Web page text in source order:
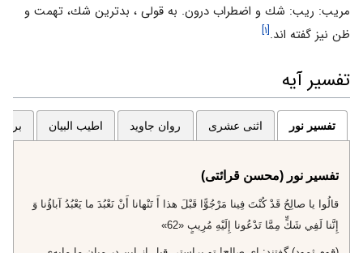
مريب: ريب: شك و اضطراب درون. به قولى ، بدترين شك، تهمت و
ظن نيز گفته ‏اند.[۱]
تفسیر آیه
تفسیر نور اثنی عشری روان جاوید اطیب البیان
تفسیر نور (محسن قرائتی)
قالُوا يا صالِحُ قَدْ كُنْتَ فِينا مَرْجُوًّا قَبْلَ هذا أَ تَنْهانا أَنْ نَعْبُدَ ما يَعْبُدُ آباؤُنا وَ
إِنَّنا لَفِي شَكٍّ مِمَّا تَدْعُونا إِلَيْهِ مُرِيبٍ «62»